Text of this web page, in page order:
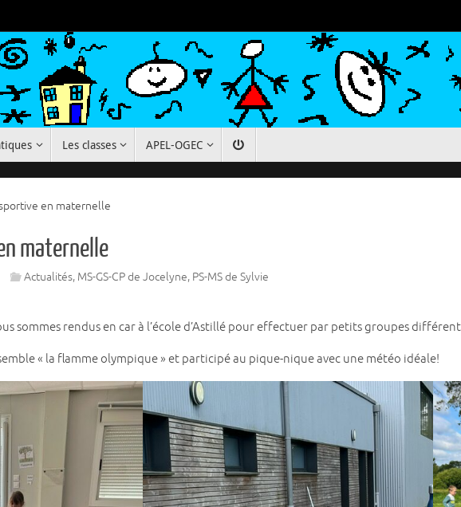
Les classes APEL-OGEC
en maternelle
maternelle
Actualités, MS-GS-CP de Jocelyne, PS-MS de Sylvie
sommes rendus en car à l’école d’Astillé pour effectuer par petits groupes
« la flamme olympique » et participé au pique-nique avec une météo idéale!